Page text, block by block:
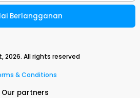
Berlangganan
2026. All rights reserved
& Conditions
Our partners